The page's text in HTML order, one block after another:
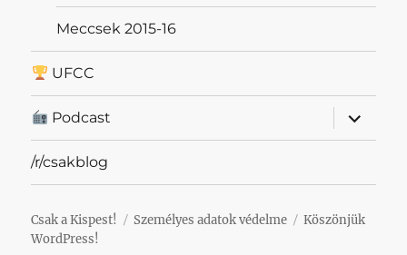
Meccsek 2015-16
UFCC
Podcast
almenü
/r/csakblog
Csak a Kispest! Személyes adatok védelme
Köszönjük
WordPress!